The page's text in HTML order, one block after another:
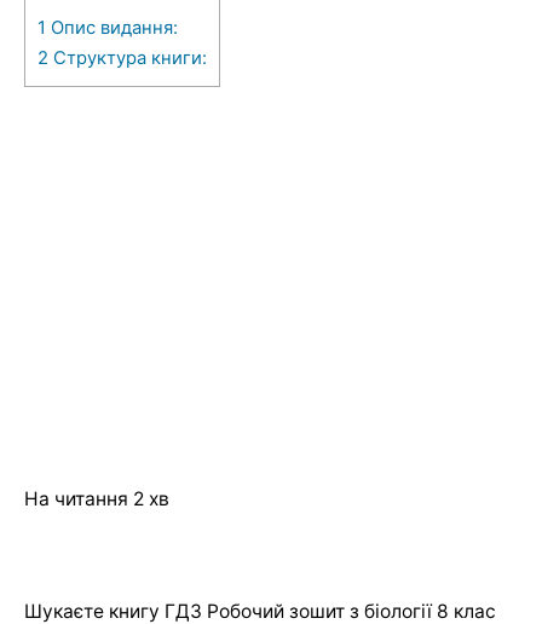
1 Опис видання:
2 Структура книги:
На читання 2 хв
Шукаєте книгу ГДЗ Робочий зошит з біології 8 клас